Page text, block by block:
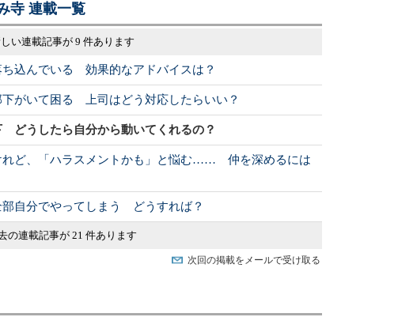
寺 連載一覧
次回の掲載をメールで受け取る
い連載記事が 9 件あります
ち込んでいる 効果的なアドバイスは？
がいて困る 上司はどう対応したらいい？
どうしたら自分から動いてくれるの？
れど、「ハラスメントかも」と悩む…… 仲を深めるには
自分でやってしまう どうすれば？
の連載記事が 21 件あります